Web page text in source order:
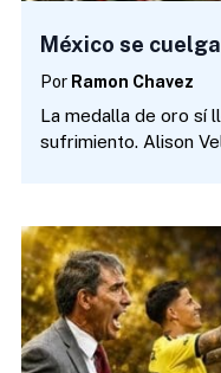
México se
Por Ramon Chavez
La medalla de oro sí
sufrimiento. Alison